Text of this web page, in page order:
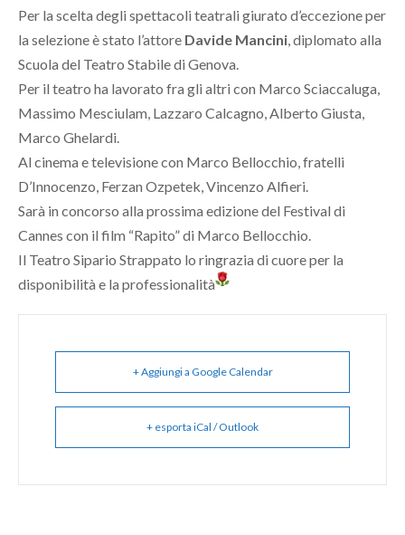
Per la scelta degli spettacoli teatrali giurato d’eccezione per
la selezione è stato l’attore Davide Mancini, diplomato alla
Scuola del Teatro Stabile di Genova.
Per il teatro ha lavorato fra gli altri con Marco Sciaccaluga,
Massimo Mesciulam, Lazzaro Calcagno, Alberto Giusta,
Marco Ghelardi.
Al cinema e televisione con Marco Bellocchio, fratelli
D’Innocenzo, Ferzan Ozpetek, Vincenzo Alfieri.
Sarà in concorso alla prossima edizione del Festival di
Cannes con il film “Rapito” di Marco Bellocchio.
Il Teatro Sipario Strappato lo ringrazia di cuore per la
disponibilità e la professionalità
+ Aggiungi a Google Calendar
+ esporta iCal / Outlook